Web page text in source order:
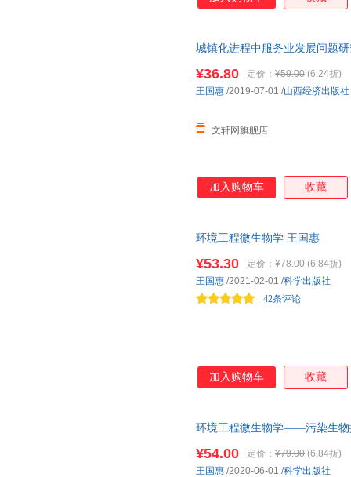
城镇化进程中服务业发展问题
¥36.80 定价： ¥59.00 (6.24折)
文轩网旗舰店
王国惠 /2019-07-01 /山西经济出版社
加入购物车 收藏
环境工程微生物学 王国惠
¥53.30 定价： ¥78.00 (6.84折)
42条评论
王国惠 /2021-02-01 /科学出版社
加入购物车 收藏
环境工程微生物学——污染生物
¥54.00 定价： ¥79.00 (6.84折)
王国惠 /2020-06-01 /科学出版社